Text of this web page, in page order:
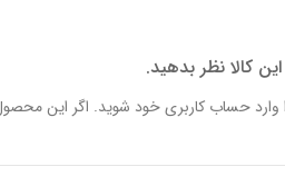
کالا نظر بدهید.
وارد حساب کاربری خود شوید. اگر این